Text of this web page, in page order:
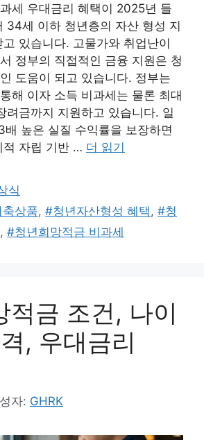
세 우대금리 혜택이 2025년 들
34세 이하 청년층의 자산 형성 지
있습니다. 고물가와 취업난이
정부의 직접적인 금융 지원은 청
도움이 되고 있습니다. 정부는
해 이자 소득 비과세는 물론 최대
려금까지 지원하고 있습니다. 일
높은 실질 수익률을 보장하면
적 자립 기반 … 더 읽기
식
상품,#청년자산형성 혜택 ,#청
, #청년희망적금 비과세
적금 조건, 나이
, 우대금리
자: GHRK